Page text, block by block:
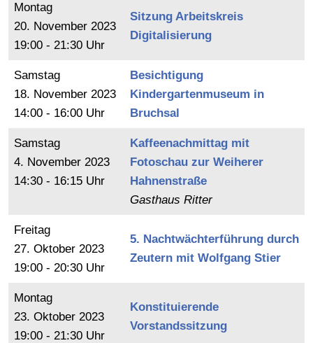
Montag
20. November 2023
19:00 - 21:30 Uhr
Sitzung Arbeitskreis
Digitalisierung
Samstag
18. November 2023
14:00 - 16:00 Uhr
Besichtigung
Kindergartenmuseum in
Bruchsal
Samstag
4. November 2023
14:30 - 16:15 Uhr
Kaffeenachmittag mit
Fotoschau zur Weiherer
Hahnenstraße
Gasthaus Ritter
Freitag
27. Oktober 2023
19:00 - 20:30 Uhr
5. Nachtwächterführung durch
Zeutern mit Wolfgang Stier
Montag
23. Oktober 2023
19:00 - 21:30 Uhr
Konstituierende
Vorstandssitzung